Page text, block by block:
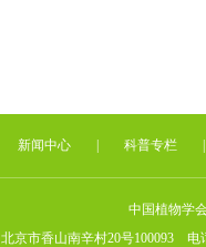
新闻中心 科普专栏
中国植物学
北京市香山南辛村20号100093 电